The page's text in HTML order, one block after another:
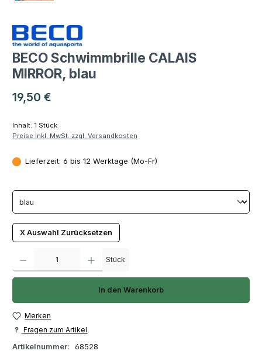
BECO Schwimmbrille CALAIS
MIRROR, blau
Regulärer Preis:
19,50 €
Inhalt: 1 Stück
Preise inkl. MwSt. zzgl. Versandkosten
Lieferzeit: 6 bis 12 Werktage (Mo-Fr)
X Auswahl Zurücksetzen
Stück
In den Warenkorb
Merken
Fragen zum Artikel
Artikelnummer:
68528